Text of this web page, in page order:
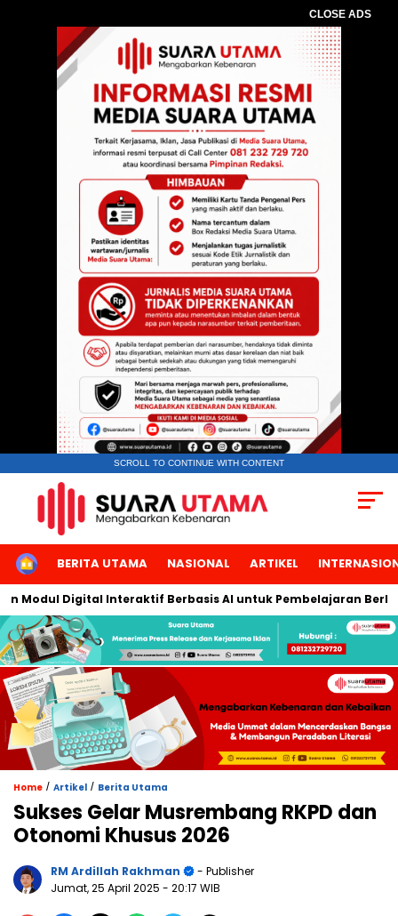
CLOSE ADS
SCROLL TO CONTINUE WITH CONTENT
HOMEBERITA UTAMA NASIONAL ARTIKEL
Digital Interaktif Berbasis AI untuk Pembelajaran Berbicara
Home / Artikel / Berita Utama
Sukses Gelar Musrembang RKPD dan
Otonomi Khusus 2026
RM Ardillah Rakhman
- Publisher
Jumat, 25 April 2025 - 20:17 WIB